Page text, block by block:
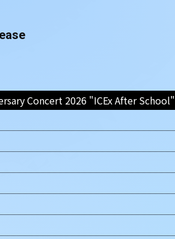
Concert 2026 "ICEx After School"